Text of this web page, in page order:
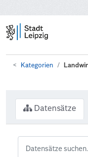
Kategorien
Datensätze